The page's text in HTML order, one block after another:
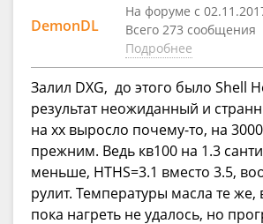
DemonDL
На форуме с
Всего 273 сообщения
Подробнее
Залил DXG, до этого было Shell
результат неожиданный и
на хх выросло почему-то, на
прежним. Ведь кв100 на 1.3
меньше, HTHS=3.1 вместо 3.5,
рулит. Температуры масла те
пока нагреть не удалось, но